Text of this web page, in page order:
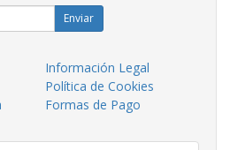
Enviar
Información Legal
Política de Cookies
Formas de Pago